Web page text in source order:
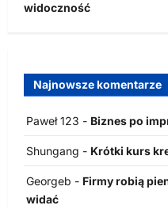
widoczność
Najnowsze komentarze
Paweł 123 - Biznes po
Shungang - Krótki kurs
Georgeb - Firmy robią
widać